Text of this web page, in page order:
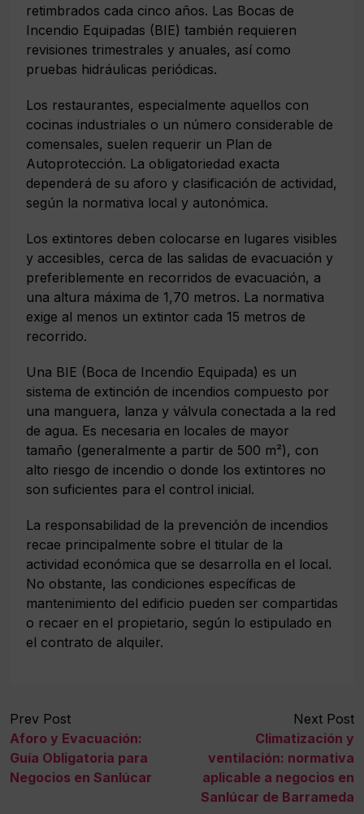
retimbrados cada cinco años. Las Bocas de
Incendio Equipadas (BIE) también requieren
revisiones trimestrales y anuales, así como
pruebas hidráulicas periódicas.
Los restaurantes, especialmente aquellos con
cocinas industriales o un número considerable de
comensales, suelen requerir un Plan de
Autoprotección. La obligatoriedad exacta
dependerá de su aforo y clasificación de actividad,
según la normativa local y autonómica.
Los extintores deben colocarse en lugares visibles
y accesibles, cerca de las salidas de evacuación y
preferiblemente en recorridos de evacuación, a
una altura máxima de 1,70 metros. La normativa
exige al menos un extintor cada 15 metros de
recorrido.
Una BIE (Boca de Incendio Equipada) es un
sistema de extinción de incendios compuesto por
una manguera, lanza y válvula conectada a la red
de agua. Es necesaria en locales de mayor
tamaño (generalmente a partir de 500 m²), con
alto riesgo de incendio o donde los extintores no
son suficientes para el control inicial.
La responsabilidad de la prevención de incendios
recae principalmente sobre el titular de la
actividad económica que se desarrolla en el local.
No obstante, las condiciones específicas de
mantenimiento del edificio pueden ser compartidas
o recaer en el propietario, según lo estipulado en
el contrato de alquiler.
Prev Post
Aforo y Evacuación:
Guía Obligatoria para
Negocios en Sanlúcar
Next Post
Climatización y
ventilación: normativa
aplicable a negocios en
Sanlúcar de Barrameda